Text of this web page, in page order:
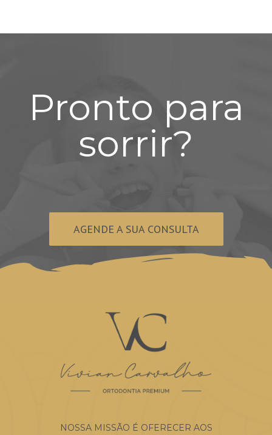
Pronto para
sorrir?
AGENDE A SUA CONSULTA
NOSSA MISSÃO É OFERECER AOS